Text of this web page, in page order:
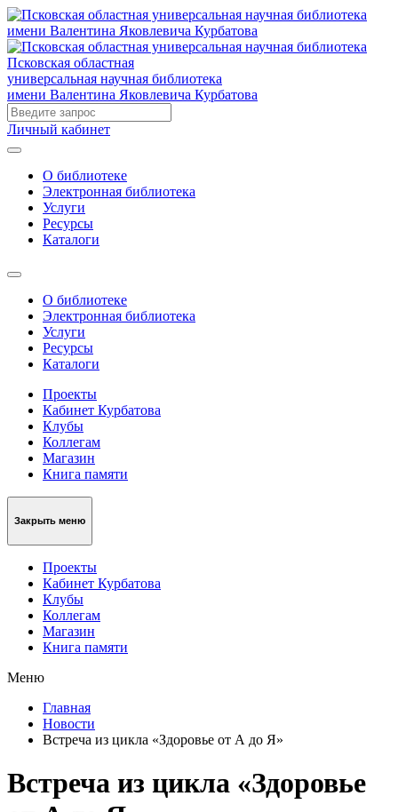
Псковская областная
универсальная научная библиотека
имени Валентина Яковлевича Курбатова
Личный кабинет
О библиотеке
Электронная библиотека
Услуги
Ресурсы
Каталоги
О библиотеке
Электронная библиотека
Услуги
Ресурсы
Каталоги
Проекты
Кабинет Курбатова
Клубы
Коллегам
Магазин
Книга памяти
Закрыть меню
Проекты
Кабинет Курбатова
Клубы
Коллегам
Магазин
Книга памяти
Меню
Главная
Новости
Встреча из цикла «Здоровье от А до Я»
Встреча из цикла «Здоровье